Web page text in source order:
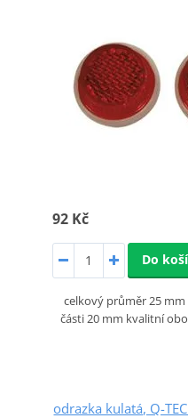
92 Kč
Do
celkový průměr 25
části 20 mm kvalitní
odrazka kulatá, Q-